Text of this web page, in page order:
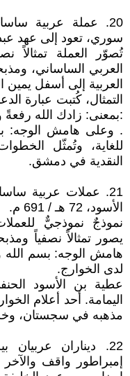
20. عملة عربية
سوري، تعود إلى عهد عبد الملك،
تُصوّر العملة تمثالاً
العربي الساساني،
العربية إلى أسفل
التمثال، كُتبت عبارة
:بمعنى: زادك الله رفعةً
. وعلى هامش الوجه:
للغاية، وتُمثّل
النقدية في دمشق.
21. عملات عربية
الأسود، 72 هـ / 691 م.
نموذجٌ نموذجيٌّ
يصور تمثالاً نصفياً
هامش الوجه: بسم الله
لدى الخوارج.
عطية بن الأسود
اليمامة. أحد أعلام
مذهبه في سجستان،
22. ديناران
إمبراطور واقف